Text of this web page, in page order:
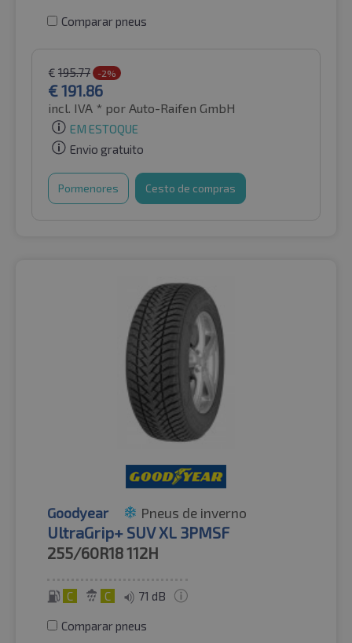
Comparar pneus
€ 195.77 -2%
€191.86
incl. IVA * por Auto-Raifen GmbH
EM ESTOQUE
Envio gratuito
Pormenores Cesto de compras
Goodyear Pneus de inverno
UltraGrip+ SUV XL 3PMSF
255/60R18112H
C C 71 dB
Comparar pneus